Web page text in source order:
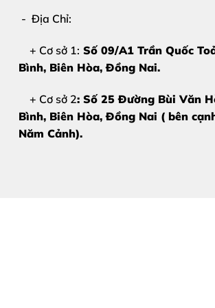
Đặc biệt, cửa hàng luôn ưu tiên
Bảng Giá Thay Pin
Giá thay pin hộp đựng tai nghe
Vui lòng liên hệ trực tiếp để
- Địa Chỉ:
+ Cơ sở 1: Số 09/A1 Trần Quốc
Bình, Biên Hòa, Đồng Nai.
+ Cơ sở 2: Số 25 Đường Bùi Văn
Bình, Biên Hòa, Đồng Nai ( bên
Năm Cảnh).